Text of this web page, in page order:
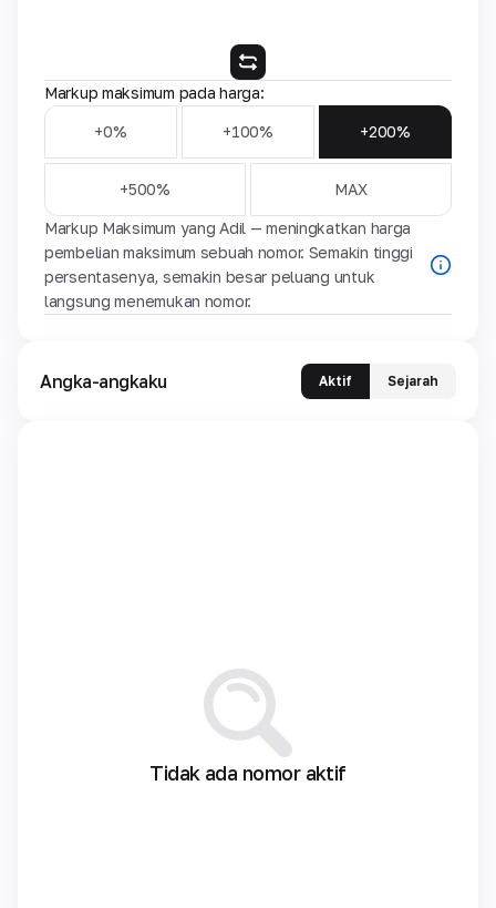
Markup maksimum pada harga:
+0% +100% +200%
+500% MAX
Markup Maksimum yang Adil — meningkatkan harga
pembelian maksimum sebuah nomor. Semakin tinggi
persentasenya, semakin besar peluang untuk
langsung menemukan nomor.
Angka-angkaku Aktif Sejarah
Tidak ada nomor aktif